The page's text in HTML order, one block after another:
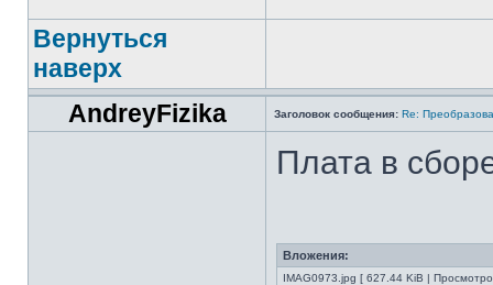
Вернуться
наверх
AndreyFizika
Заголовок сообщения: Re:
Плата в
Вложения:
IMAG0973.jpg [ 627.44 KiB |